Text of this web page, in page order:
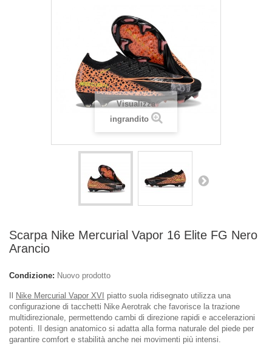
Visualizza
ingrandito
Scarpa Nike Mercurial Vapor 16 Elite FG Nero
Arancio
Condizione: Nuovo prodotto
Nike Mercurial Vapor XVI piatto suola ridisegnato utilizza una
configurazione di tacchetti Nike Aerotrak che favorisce la trazione
multidirezionale, permettendo cambi di direzione rapidi e accelerazioni
potenti. Il design anatomico si adatta alla forma naturale del piede per
garantire comfort e stabilità anche nei movimenti più intensi.